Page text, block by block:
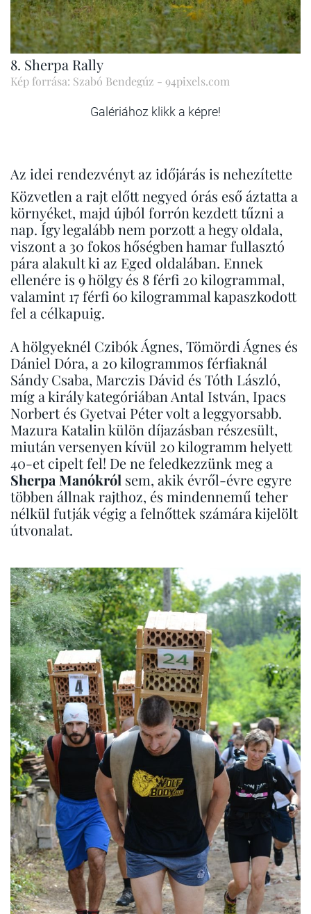
8. Sherpa Rally
Kép forrása: Szabó Bendegúz - 94pixels.com
Galériához klikk a képre!
Az idei rendezvényt az időjárás is nehezítette
Közvetlen a rajt előtt negyed órás eső áztatta a
környéket, majd újból forrón kezdett tűzni a
nap. Így legalább nem porzott a hegy oldala,
viszont a 30 fokos hőségben hamar fullasztó
pára alakult ki az Eged oldalában. Ennek
ellenére is 9 hölgy és 8 férfi 20 kilogrammal,
valamint 17 férfi 60 kilogrammal kapaszkodott
fel a célkapuig.
A hölgyeknél Czibók Ágnes, Tömördi Ágnes és
Dániel Dóra, a 20 kilogrammos férfiaknál
Sándy Csaba, Marczis Dávid és Tóth László,
míg a király kategóriában Antal István, Ipacs
Norbert és Gyetvai Péter volt a leggyorsabb.
Mazura Katalin külön díjazásban részesült,
miután versenyen kívül 20 kilogramm helyett
40-et cipelt fel! De ne feledkezzünk meg a
Sherpa Manókról sem, akik évről-évre egyre
többen állnak rajthoz, és mindennemű teher
nélkül futják végig a felnőttek számára kijelölt
útvonalat.